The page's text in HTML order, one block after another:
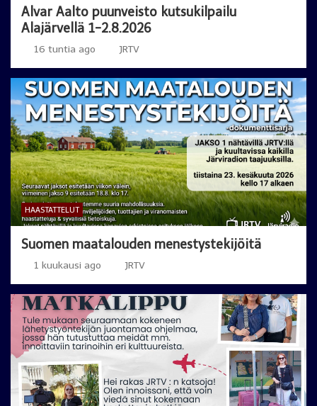
Alvar Aalto puunveisto kutsukilpailu
Alajärvellä 1-2.8.2026
16 tuntia ago JRTV
HAASTATTELUT
Suomen maatalouden menestystekijöitä
1 kuukausi ago JRTV